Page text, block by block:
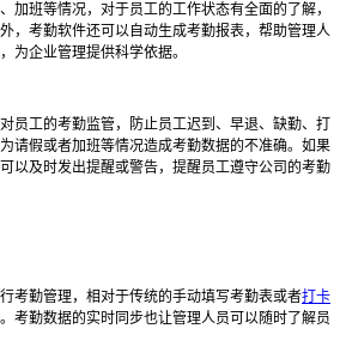
加班等情况，对于员工的工作状态有全面的了解，
，考勤软件还可以自动生成考勤报表，帮助管理人
为企业管理提供科学依据。
员工的考勤监管，防止员工迟到、早退、缺勤、打
请假或者加班等情况造成考勤数据的不准确。如果
以及时发出提醒或警告，提醒员工遵守公司的考勤
考勤管理，相对于传统的手动填写考勤表或者打卡
考勤数据的实时同步也让管理人员可以随时了解员